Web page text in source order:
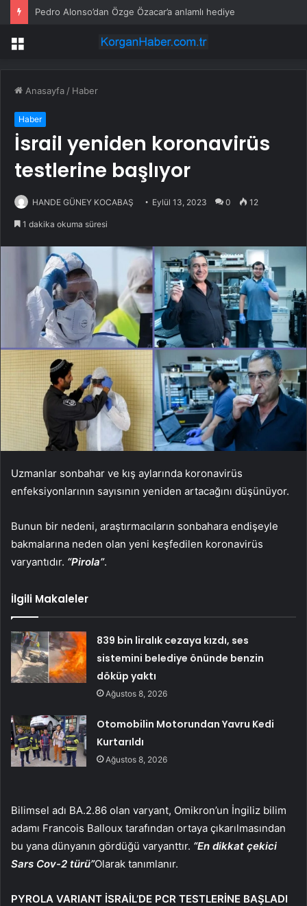
Pedro Alonso’dan Özge Özacar’a anlamlı hediye
Menü
Anasayfa / Haber
Haber
İsrail yeniden koronavirüs
testlerine başlıyor
HANDE GÜNEY KOCABAŞ Eylül 13, 2023 0 12
1 dakika okuma süresi
Uzmanlar sonbahar ve kış aylarında koronavirüs
enfeksiyonlarının sayısının yeniden artacağını düşünüyor.
Bunun bir nedeni, araştırmacıların sonbahara endişeyle
bakmalarına neden olan yeni keşfedilen koronavirüs
varyantıdır. “Pirola”.
İlgili Makaleler
839 bin liralık cezaya kızdı, ses
sistemini belediye önünde benzin
döküp yaktı
Ağustos 8, 2026
Otomobilin Motorundan Yavru Kedi
Kurtarıldı
Ağustos 8, 2026
Bilimsel adı BA.2.86 olan varyant, Omikron’un İngiliz bilim
adamı Francois Balloux tarafından ortaya çıkarılmasından
bu yana dünyanın gördüğü varyanttır. “En dikkat çekici
Sars Cov-2 türü”Olarak tanımlanır.
PYROLA VARIANT İSRAİL’DE PCR TESTLERİNE BAŞLADI